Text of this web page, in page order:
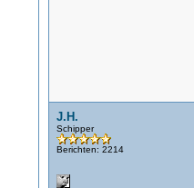
J.H.
Schipper
Berichten: 2214